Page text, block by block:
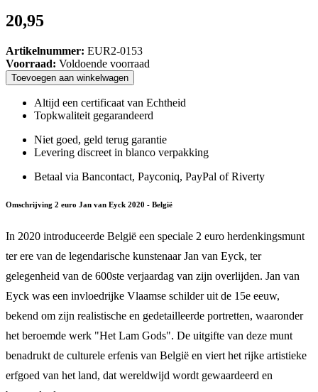
20,95
Artikelnummer: EUR2-0153
Voorraad: Voldoende voorraad
Toevoegen aan winkelwagen
Altijd een certificaat van Echtheid
Topkwaliteit gegarandeerd
Niet goed, geld terug garantie
Levering discreet in blanco verpakking
Betaal via Bancontact, Payconiq, PayPal of Riverty
Omschrijving 2 euro Jan van Eyck 2020 - België
In 2020 introduceerde België een speciale 2 euro herdenkingsmunt
ter ere van de legendarische kunstenaar Jan van Eyck, ter
gelegenheid van de 600ste verjaardag van zijn overlijden. Jan van
Eyck was een invloedrijke Vlaamse schilder uit de 15e eeuw,
bekend om zijn realistische en gedetailleerde portretten, waaronder
het beroemde werk "Het Lam Gods". De uitgifte van deze munt
benadrukt de culturele erfenis van België en viert het rijke artistieke
erfgoed van het land, dat wereldwijd wordt gewaardeerd en